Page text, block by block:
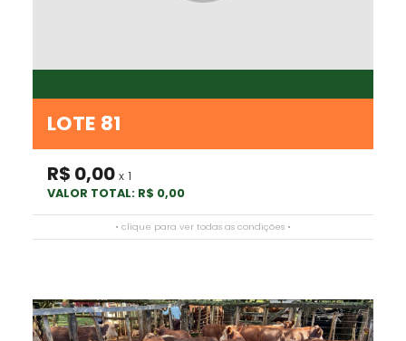
LOTE 81
R$ 0,00 x 1
VALOR TOTAL: R$ 0,00
• clique para ver todas as condições •